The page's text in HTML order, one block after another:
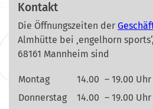
Kontakt
Die Öffnungszeiten der
Almhütte bei ‚engelhorn
68161 Mannheim sind
Montag 14.00 – 19.00 Uhr
Donnerstag
14.00 – 19.00 Uhr